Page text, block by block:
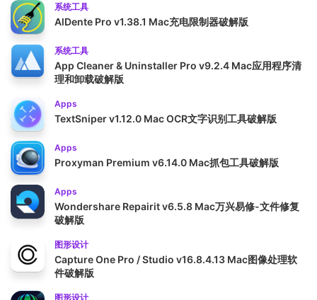
系统工具
AlDente Pro v1.38.1 Mac充电限制器破解版
系统工具
App Cleaner & Uninstaller Pro v9.2.4 Mac应用程序清
理和卸载破解版
Apps
TextSniper v1.12.0 Mac OCR文字识别工具破解版
Apps
Proxyman Premium v6.14.0 Mac抓包工具破解版
Apps
Wondershare Repairit v6.5.8 Mac万兴易修-文件修复
破解版
图形设计
Capture One Pro / Studio v16.8.4.13 Mac图像处理软
件破解版
图形设计